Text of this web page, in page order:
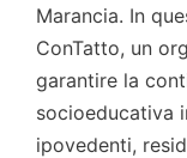
Marancia. In
ConTatto, un
garantire la
socioeducativa
ipovedenti,